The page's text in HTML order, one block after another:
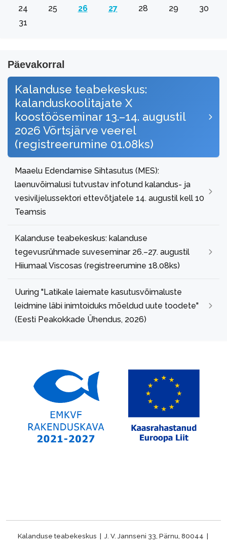
24
25 26 27 28 29
30
31
Päevakorral
Kalanduse teabekeskus:
kalanduskoolitajate X
koostööseminar 13.–14. augustil
2026 Võrtsjärve veerel
(registreerumine 01.08ks)
Maaelu Edendamise Sihtasutus (MES):
laenuvõimalusi tutvustav infotund kalandus- ja
vesiviljelussektori ettevõtjatele 14. augustil kell 10
Teamsis
Kalanduse teabekeskus: kalanduse
tegevusrühmade suveseminar 26.–27. augustil
Hiiumaal Viscosas (registreerumine 18.08ks)
Uuring "Latikale laiemate kasutusvõimaluste
leidmine läbi inimtoiduks mõeldud uute toodete"
(Eesti Peakokkade Ühendus, 2026)
Kalanduse teabekeskus | J. V. Jannseni 33, Pärnu, 80044 |